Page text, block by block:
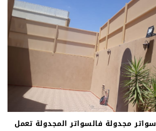
سواتر مجدولة فالسواتر المجدولة تعمل